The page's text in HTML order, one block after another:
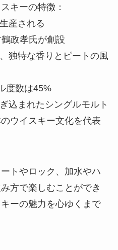
キーの特徴：
産される
政孝氏が創設
独特な香りとピートの風
度数は45%
込まれたシングルモルト
ウイスキー文化を代表
トやロック、加水やハ
方で楽しむことができ
ーの魅力を心ゆくまで